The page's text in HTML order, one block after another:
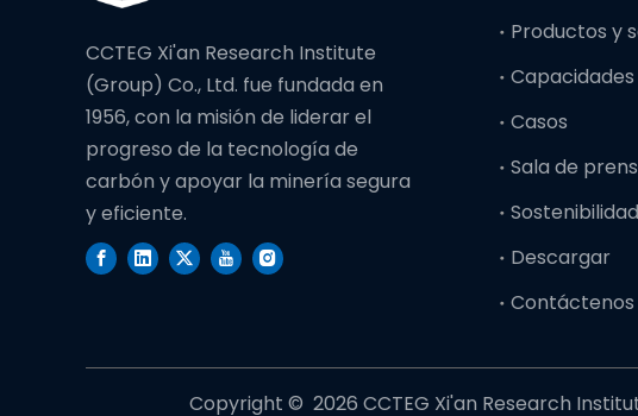
CCTEG Xi'an Research Institute
(Group) Co., Ltd. fue fundada en
1956, con la misión de liderar el
progreso de la tecnología de
carbón y apoyar la minería segura
y eficiente.
Productos y
Capacidades
Casos
Sala de
Sostenibilidad
Descargar
Contáctenos
Copyright © ️ 2026 CCTEG Xi'an Research